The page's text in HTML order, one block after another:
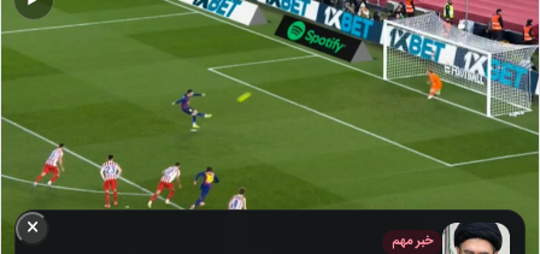
× خبر مهم